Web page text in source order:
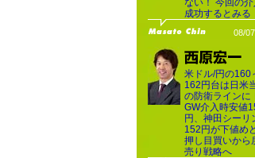
ない！ 今回の介
成功するとみる
08/
米ドル/円の160
162円台は日米
の防衛ラインに
GW介入時安値
円、神田シーリ
152円が下値めど
押し目買いから
売り戦略へ